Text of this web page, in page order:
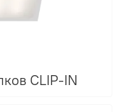
CLIP-IN